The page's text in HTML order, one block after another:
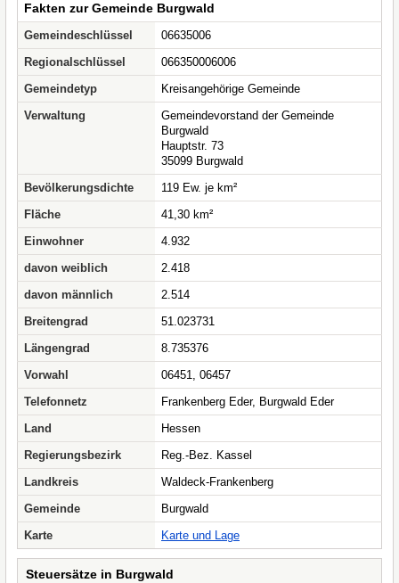
Fakten zur Gemeinde Burgwald
Gemeindeschlüssel
06635006
Regionalschlüssel
066350006006
Gemeindetyp
Kreisangehörige Gemeinde
Verwaltung
Gemeindevorstand der Gemeinde
Burgwald
Hauptstr. 73
35099 Burgwald
Bevölkerungsdichte
119 Ew. je km²
Fläche
41,30 km²
Einwohner
4.932
davon weiblich
2.418
davon männlich
2.514
Breitengrad
51.023731
Längengrad
8.735376
Vorwahl
06451, 06457
Telefonnetz
Frankenberg Eder, Burgwald Eder
Land
Hessen
Regierungsbezirk
Reg.-Bez. Kassel
Landkreis
Waldeck-Frankenberg
Gemeinde
Burgwald
Karte
Karte und Lage
Steuersätze in Burgwald